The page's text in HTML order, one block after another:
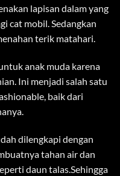
lapisan dalam yang
cat mobil. Sedangkan
terik matahari.
anak muda karena
Ini menjadi salah satu
baik dari
dilengkapi dengan
tahan air dan
daun talas.Sehingga